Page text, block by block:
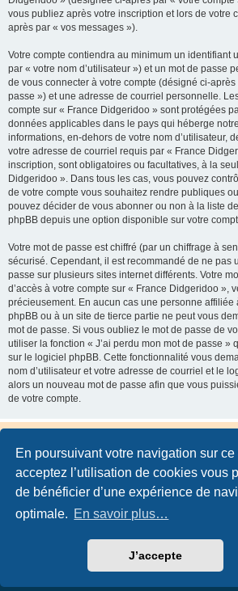
En poursuivant votre navigation sur
acceptez l’utilisation de cookies vous
de bénéficier d’une expérience de
optimale. En savoir plus…
J’accepte
vous publiez après votre inscription et lors de votre
après par « vos messages »).
Votre compte contiendra au minimum un identifiant
par « votre nom d’utilisateur ») et un mot de passe
de vous connecter à votre compte (désigné ci-après
passe ») et une adresse de courriel personnelle.
compte sur « France Didgeridoo » sont protégées
données applicables dans le pays qui héberge
informations, en-dehors de votre nom d’utilisateur,
votre adresse de courriel requis par « France
inscription, sont obligatoires ou facultatives, à la
Didgeridoo ». Dans tous les cas, vous pouvez
de votre compte vous souhaitez rendre publiques
pouvez décider de vous abonner ou non à la liste
phpBB depuis une option disponible sur votre
Votre mot de passe est chiffré (par un chiffrage à
sécurisé. Cependant, il est recommandé de ne pas
passe sur plusieurs sites internet différents. Votre
d’accès à votre compte sur « France Didgeridoo »,
précieusement. En aucun cas une personne
phpBB ou à un site de tierce partie ne peut vous
mot de passe. Si vous oubliez le mot de passe de
utiliser la fonction « J’ai perdu mon mot de passe »
sur le logiciel phpBB. Cette fonctionnalité vous
nom d’utilisateur et votre adresse de courriel et le
alors un nouveau mot de passe afin que vous
de votre compte.
Traduction française officielle©
Confidentialité